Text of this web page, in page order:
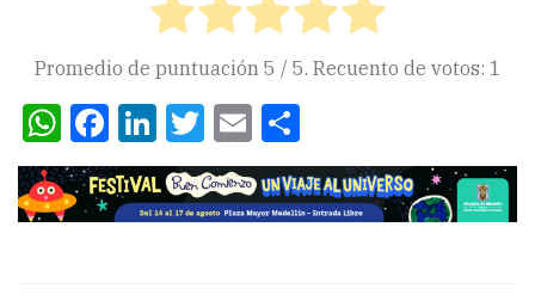
Promedio de puntuación 5 / 5. Recuento de votos: 1
WhatsApp
Facebook
LinkedIn
Twitter
Email